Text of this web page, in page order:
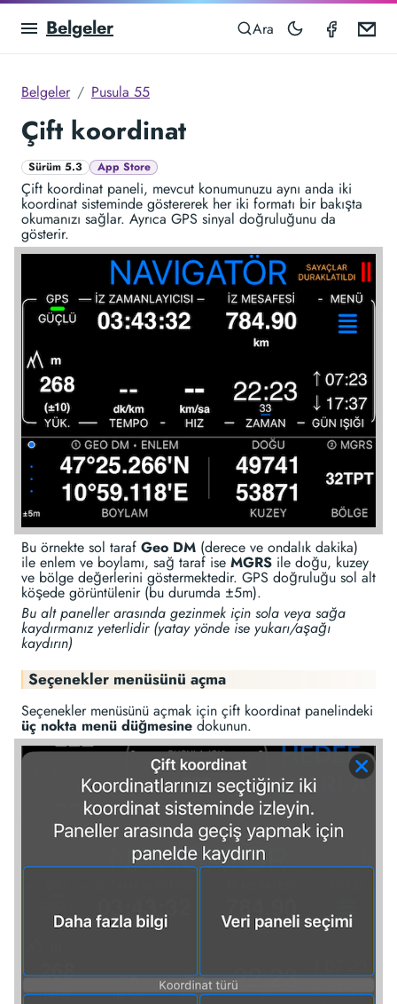
Belgeler Ara
Belgeler Pusula 55
Çift koordinat
Sürüm 5.3 App Store
Çift koordinat paneli, mevcut konumunuzu aynı anda iki
koordinat sisteminde göstererek her iki formatı bir bakışta
okumanızı sağlar. Ayrıca GPS sinyal doğruluğunu da
gösterir.
Bu örnekte sol taraf Geo DM (derece ve ondalık dakika)
ile enlem ve boylamı, sağ taraf ise MGRS ile doğu, kuzey
ve bölge değerlerini göstermektedir. GPS doğruluğu sol alt
köşede görüntülenir (bu durumda ±5m).
Bu alt paneller arasında gezinmek için sola veya sağa
kaydırmanız yeterlidir (yatay yönde ise yukarı/aşağı
kaydırın)
Seçenekler menüsünü açma
Seçenekler menüsünü açmak için çift koordinat panelindeki
üç nokta menü düğmesine dokunun.